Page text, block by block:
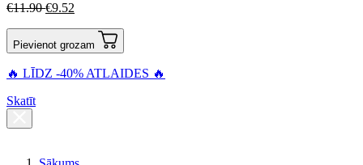
€11.90 €9.52
Pievienot grozam
🔥 LĪDZ -40% ATLAIDES 🔥
Skatīt